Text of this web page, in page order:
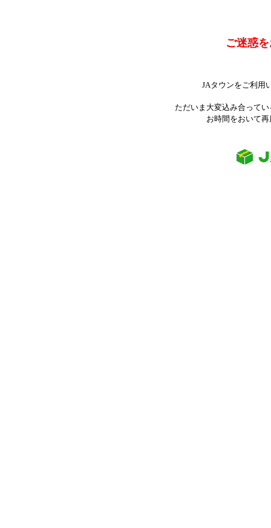
ご迷惑
JAタウンをご利用
ただいま大変込み合って
お時間をおいて